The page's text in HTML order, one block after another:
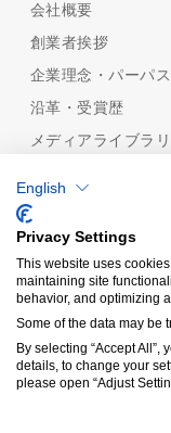
会社概要
創業者挨拶
企業理念・パーパス
沿革・受賞歴
メディアライブラリ
めっき技術一覧
機能性から探す
めっきの種類から
品質保証
認証規格/計量証明
分析技術
受託分析
English
Privacy Settings
This website uses
maintaining site
behavior, and optimizing
Some of the data may be
By selecting “Accept
details, to change your
please open “Adjust